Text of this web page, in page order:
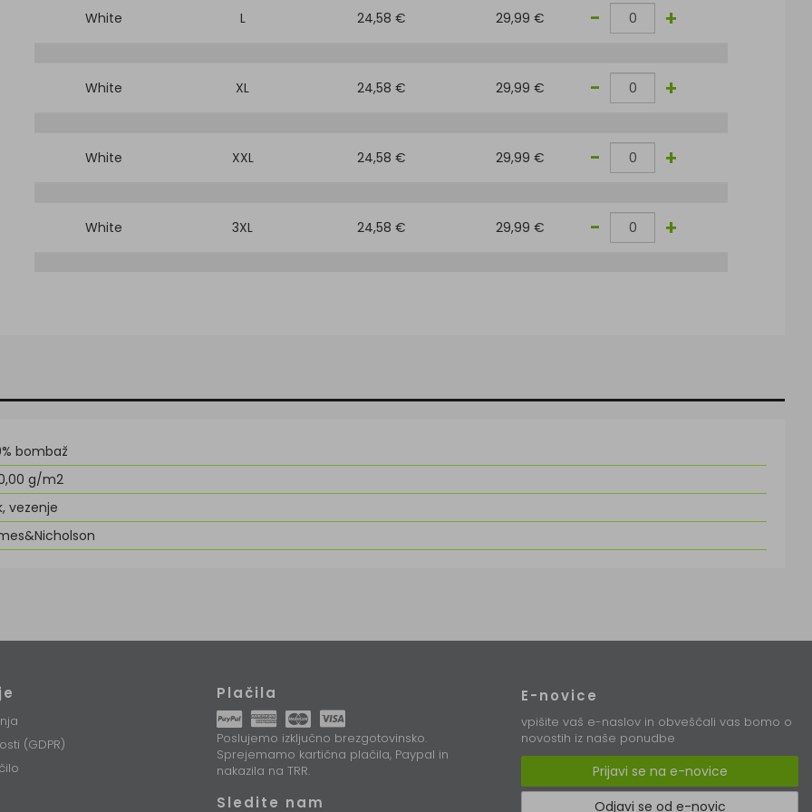
White L 24,58 € 29,99 € - +
White XL 24,58 € 29,99 € - +
White XXL 24,58 € 29,99 € - +
White 3XL 24,58 € 29,99 € - +
bombaž
g/m2
vezenje
(GDPR)
Plačila
Poslujemo izključno brezgotovinsko.
Sprejemamo kartična plačila, Paypal in
nakazila na TRR.
Sledite nam
E-novice
vpišite vaš e-naslov in obveščali vas bomo o
novostih iz naše ponudbe
Prijavi se na e-novice
Odjavi se od e-novic